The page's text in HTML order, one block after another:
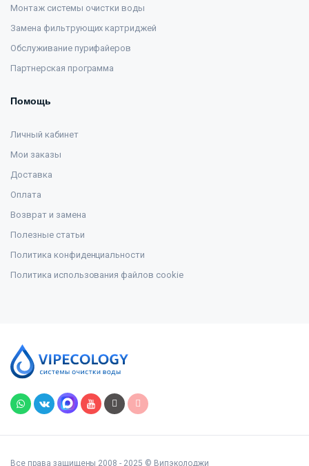
Монтаж системы очистки воды
Замена фильтрующих картриджей
Обслуживание пурифайеров
Партнерская программа
Помощь
Личный кабинет
Мои заказы
Доставка
Оплата
Возврат и замена
Полезные статьи
Политика конфиденциальности
Политика использования файлов cookie
Все права защищены 2008 - 2025 © Випэколоджи